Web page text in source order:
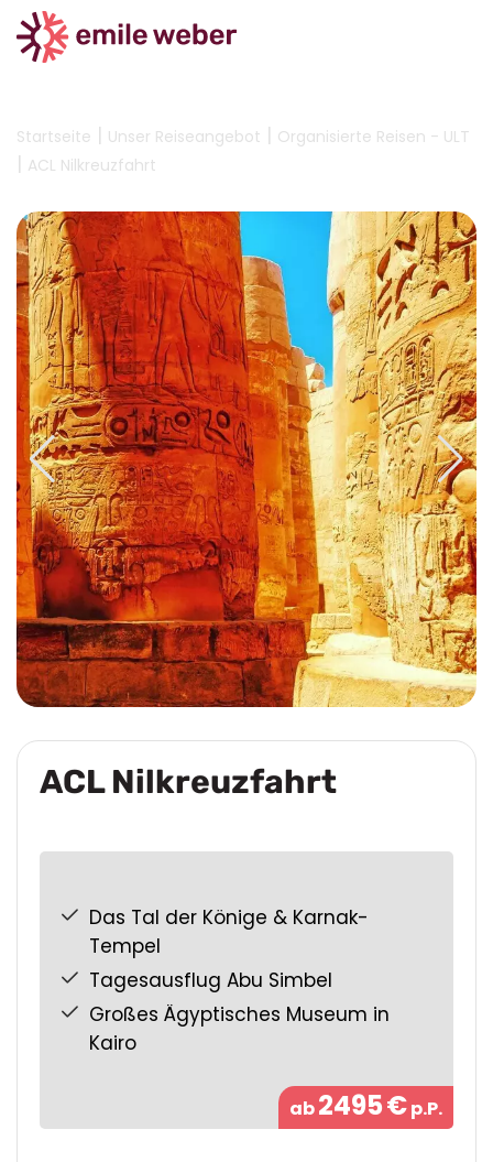
Startseite | Unser Reiseangebot | Organisierte Reisen - ULT
| ACL Nilkreuzfahrt
ACL Nilkreuzfahrt
Das Tal der Könige & Karnak-
Tempel
Tagesausflug Abu Simbel
Großes Ägyptisches Museum in
Kairo
ab2495€p.P.